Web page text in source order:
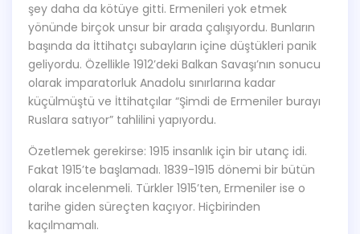
şey daha da kötüye gitti. Ermenileri yok etmek
yönünde birçok unsur bir arada çalışıyordu. Bunların
başında da İttihatçı subayların içine düştükleri panik
geliyordu. Özellikle 1912’deki Balkan Savaşı’nın sonucu
olarak imparatorluk Anadolu sınırlarına kadar
küçülmüştü ve İttihatçılar “Şimdi de Ermeniler burayı
Ruslara satıyor” tahlilini yapıyordu.
Özetlemek gerekirse: 1915 insanlık için bir utanç idi.
Fakat 1915’te başlamadı. 1839-1915 dönemi bir bütün
olarak incelenmeli. Türkler 1915’ten, Ermeniler ise o
tarihe giden süreçten kaçıyor. Hiçbirinden
kaçılmamalı.